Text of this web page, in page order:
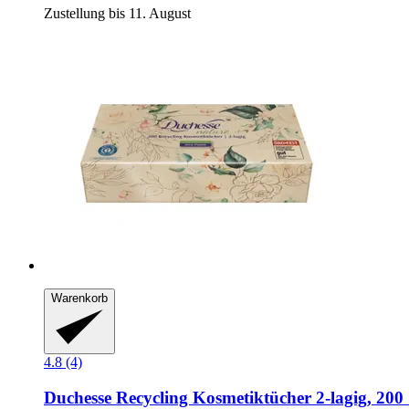
Zustellung bis 11. August
Warenkorb
4.8 (4)
Duchesse Recycling Kosmetiktücher 2-​lagig, 200